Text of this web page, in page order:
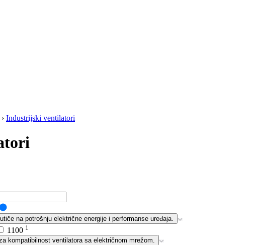
› Industrijski ventilatori
na potrošnju električne energije i performanse uređaja.
1100 1
kompatibilnost ventilatora sa električnom mrežom.